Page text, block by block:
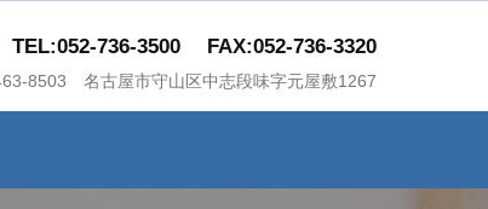
TEL:052-736-3500 FAX:052-736-3320
8503 名古屋市守山区中志段味字元屋敷1267